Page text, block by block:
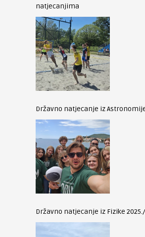
natjecanjima
Državno natjecanje iz
Državno natjecanje iz Fizike